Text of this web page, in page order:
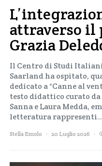
attraverso il
Grazia
Il Centro di Studi
Saarland ha ospitato,
dedicato a “Canne al
testo didattico curato
Sanna e Laura Medda,
letteratura rappresenti…
Stella Emolo 20 Luglio 2026